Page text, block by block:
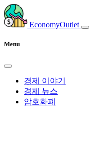
EconomyOutlet
Menu
경제 이야기
경제 뉴스
암호화폐